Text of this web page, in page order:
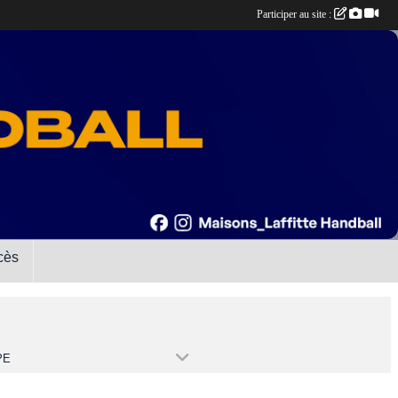
Participer au site :